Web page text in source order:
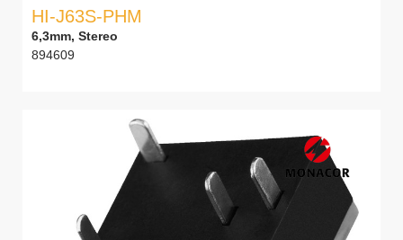
HI-J63S-PHM
6,3mm, Stereo
894609